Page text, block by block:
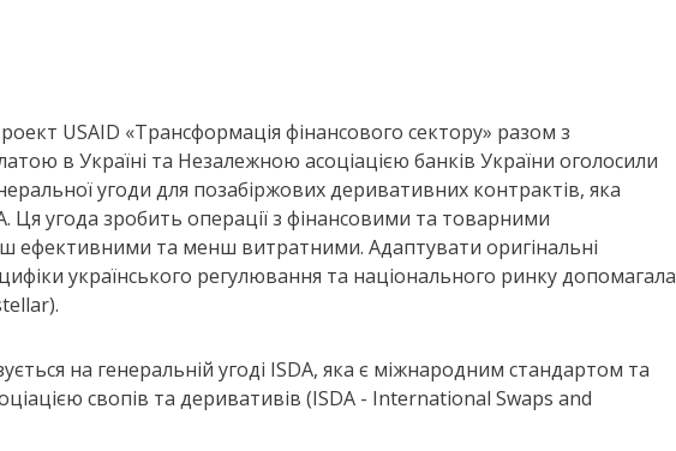
USAID «Трансформація фінансового сектору» разом з
в Україні та Незалежною асоціацією банків України оголосили
угоди для позабіржових деривативних контрактів, яка
Ця угода зробить операції з фінансовими та товарними
ефективними та менш витратними. Адаптувати оригінальні
українського регулювання та національного ринку допомагала
на генеральній угоді ISDA, яка є міжнародним стандартом та
свопів та деривативів (ISDA - International Swaps and